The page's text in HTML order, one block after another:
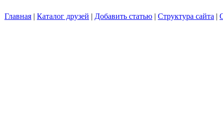
Главная | Каталог друзей | Добавить статью | Структура сайта |